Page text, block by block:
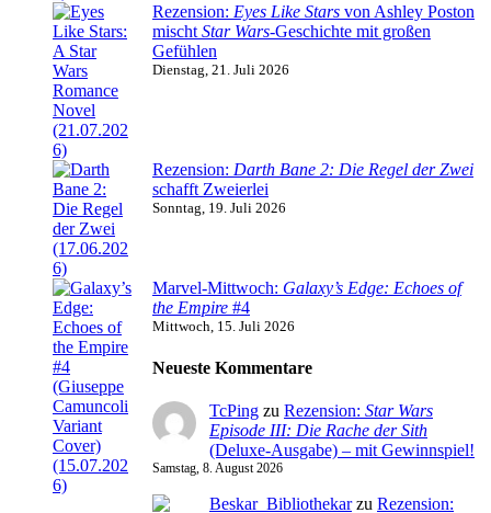
Rezension: Eyes Like Stars von Ashley Poston
mischt Star Wars-Geschichte mit großen
Gefühlen
Dienstag, 21. Juli 2026
Rezension: Darth Bane 2: Die Regel der Zwei
schafft Zweierlei
Sonntag, 19. Juli 2026
Marvel-Mittwoch: Galaxy’s Edge: Echoes of
the Empire #4
Mittwoch, 15. Juli 2026
Neueste Kommentare
TcPing zu Rezension: Star Wars
Episode III: Die Rache der Sith
(Deluxe-Ausgabe) – mit Gewinnspiel!
Samstag, 8. August 2026
Beskar_Bibliothekarzu Rezension: